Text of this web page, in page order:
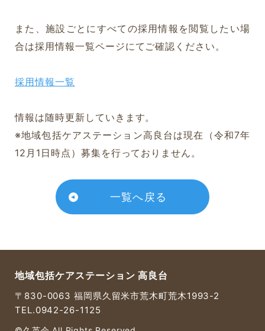
また、施設ごとにすべての採用情報を閲覧したい場
合は採用情報一覧ページにてご確認ください。
採用情報一覧
情報は随時更新していきます。
※地域包括ケアステーション高良台は現在（令和7年
12月1日時点）募集を行っておりません。
一覧へ戻る
地域包括ケアステーション 高良台
〒830-0063 福岡県久留米市荒木町荒木1993-2
TEL.0942-26-1125